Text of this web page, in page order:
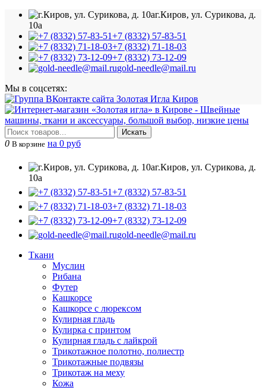
г.Киров, ул. Сурикова, д.
10а
+7 (8332) 57-83-51
+7 (8332) 71-18-03
+7 (8332) 73-12-09
gold-needle@mail.ru
Мы в соцсетях:
Искать
0 В корзине на 0 руб
г.Киров, ул. Сурикова, д.
10а
+7 (8332) 57-83-51
+7 (8332) 71-18-03
+7 (8332) 73-12-09
gold-needle@mail.ru
Ткани
Муслин
Рибана
Футер
Кашкорсе
Кашкорсе с люрексом
Кулирная гладь
Кулирка с принтом
Кулирная гладь с лайкрой
Трикотажное полотно, полиестр
Трикотажные подвязы
Трикотаж на меху
Кожа